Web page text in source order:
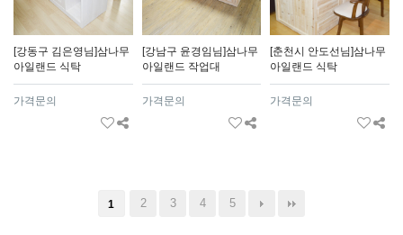
[강동구 김은영님]삼나무
아일랜드 식탁
가격문의
[강남구 윤경임님]삼나무
아일랜드 작업대
가격문의
[춘천시 안도선님]삼나무
아일랜드 식탁
가격문의
1 2 3 4 5